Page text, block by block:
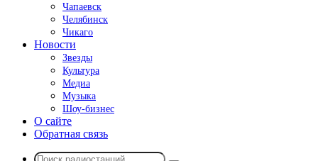
Чапаевск
Челябинск
Чикаго
Новости
Звезды
Культура
Медиа
Музыка
Шоу-бизнес
О сайте
Обратная связь